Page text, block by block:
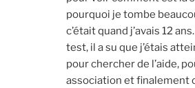
pour­quoi je tombe
c’était quand j’avais 12
test, il a su que j’étais
pour cher­cher de l’aide,
asso­cia­tion et fina­le­ment